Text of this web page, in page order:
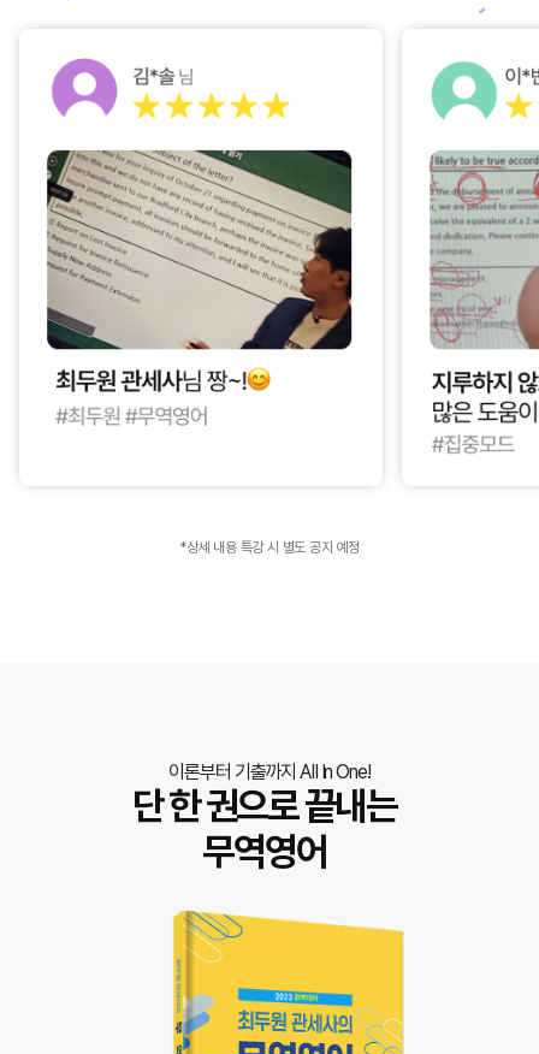
*상세 내용 특강 시 별도 공지 예정
이론부터 기출까지 AII In One!
단 한 권으로 끝내는
무역영어